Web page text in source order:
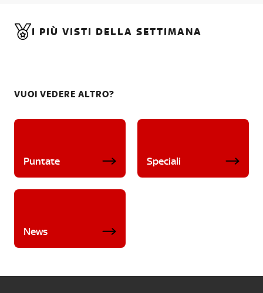
I PIÙ VISTI DELLA SETTIMANA
VUOI VEDERE ALTRO?
Puntate Speciali
News